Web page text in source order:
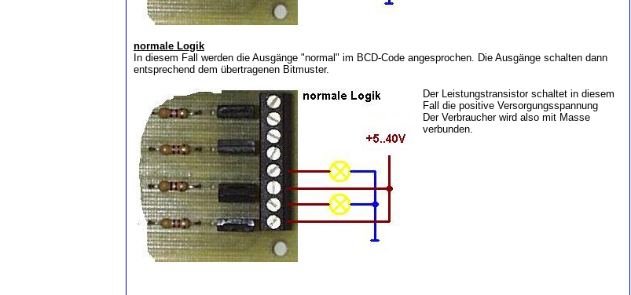
normale Logik
In diesem Fall werden die Ausgänge "normal" im BCD-Code angesprochen. Die Ausgänge schalten dann
entsprechend dem übertragenen Bitmuster.
Der Leistungstransistor schaltet in diesem
Fall die positive Versorgungsspannung
Der Verbraucher wird also mit Masse
verbunden.